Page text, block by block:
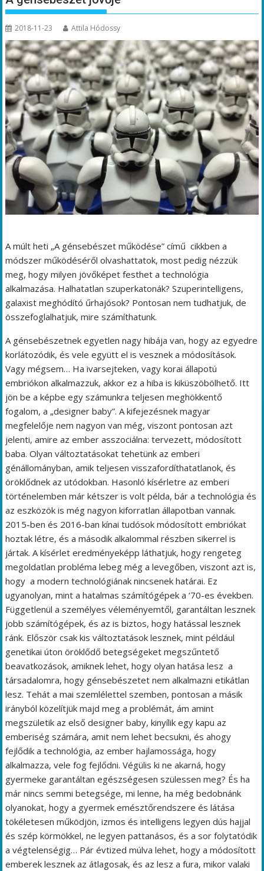
2018-11-23 Attila Hódossy
A múlt heti „A génsebészet működése” című cikkben a
módszer működéséről olvashattatok, most pedig nézzük
meg, hogy milyen jövőképet festhet a technológia
alkalmazása. Halhatatlan szuperkatonák? Szuperintelligens,
galaxist meghódító űrhajósok? Pontosan nem tudhatjuk, de
összefoglalhatjuk, mire számíthatunk.
A génsebészetnek egyetlen nagy hibája van, hogy az egyedre
korlátozódik, és vele együtt el is vesznek a módosítások.
Vagy mégsem… Ha ivarsejteken, vagy korai állapotú
embriókon alkalmazzuk, akkor ez a hiba is kiküszöbölhető. Itt
jön be a képbe egy számunkra teljesen meghökkentő
fogalom, a „designer baby”. A kifejezésnek magyar
megfelelője nem nagyon van még, viszont pontosan azt
jelenti, amire az ember asszociálna: tervezett, módosított
baba. Olyan változtatásokat tehetünk az emberi
génállományban, amik teljesen visszafordíthatatlanok, és
öröklődnek az utódokban. Hasonló kísérletre az emberi
történelemben már kétszer is volt példa, bár a technológia és
az eszközök is még nagyon kiforratlan állapotban vannak.
2015-ben és 2016-ban kínai tudósok módosított embriókat
hoztak létre, és a második alkalommal részben sikerrel is
jártak. A kísérlet eredményeképp láthatjuk, hogy rengeteg
megoldatlan probléma lebeg még a levegőben, viszont azt is,
hogy a modern technológiának nincsenek határai. Ez
ugyanolyan, mint a hatalmas számítógépek a ‘70-es években.
Függetlenül a személyes véleményemtől, garantáltan lesznek
jobb számítógépek, és az is biztos, hogy hatással lesznek
ránk. Először csak kis változtatások lesznek, mint például
genetikai úton öröklődő betegségeket megszűntető
beavatkozások, amiknek lehet, hogy olyan hatása lesz a
társadalomra, hogy génsebészetet nem alkalmazni etikátlan
lesz. Tehát a mai szemlélettel szemben, pontosan a másik
irányból közelítjük majd meg a problémát, ám amint
megszületik az első designer baby, kinyílik egy kapu az
emberiség számára, amit nem lehet becsukni, és ahogy
fejlődik a technológia, az ember hajlamossága, hogy
alkalmazza, vele fog fejlődni. Végülis ki ne akarná, hogy
gyermeke garantáltan egészségesen szülessen meg? És ha
már nincs semmi betegsége, mi lenne, ha még bedobnánk
olyanokat, hogy a gyermek emésztőrendszere és látása
tökéletesen működjön, izmos és intelligens legyen dús hajjal
és szép körmökkel, ne legyen pattanásos, és a sor folytatódik
a végtelenségig… Pár évtized múlva lehet, hogy a módosított
emberek lesznek az átlagosak, és az lesz a fura, mikor valaki